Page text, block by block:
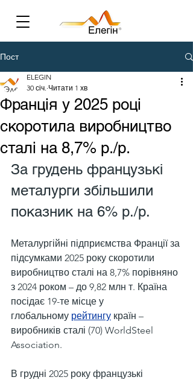
Пост
Франція у 2025 році
скоротила виробництво
сталі на 8,7% р./р.
ELEGIN
30 січ. Читати 1 хв
За грудень французькі
металурги збільшили
показник на 6% р./р.
Металургійні підприємства Франції за
підсумками 2025 року скоротили
виробництво сталі на 8,7% порівняно
з 2024 роком – до 9,82 млн т. Країна
посідає 19-те місце у
глобальному рейтингу країн –
виробників сталі (70) WorldSteel
Association.
В грудні 2025 року французькі